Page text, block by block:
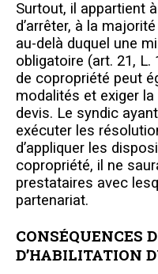
Surtout, il appartient
d’arrêter, à la
au-delà duquel une
obligatoire (art. 21, L.
de copropriété peut
modalités et exiger
devis. Le syndic
exécuter les
d’appliquer les
copropriété, il ne
prestataires avec
partenariat.
CONSÉQUENCES
D’HABILITATION